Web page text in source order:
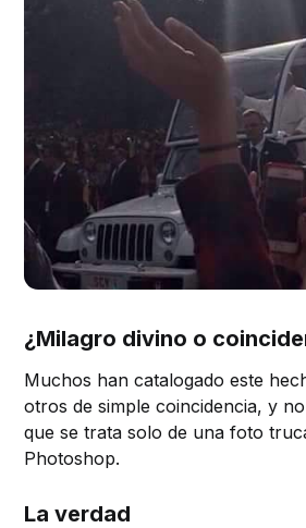
¿Milagro divino o
Muchos han catalogado este
otros de simple coincidencia, y
que se trata solo de una foto
Photoshop.
La verdad